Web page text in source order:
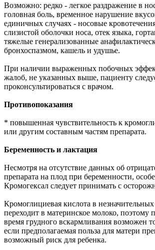
Возможно: редко - легкое раздражение в
головная боль, временное нарушение
единичных случаях - носовые
слизистой оболочки носа, отек языка,
тяжелые генерализованные
бронхоспазмом, кашель и удушье.
При наличии выраженных побочных
жалоб, не указанных выше, пациенту
проконсультироваться с врачом.
Противопоказания
* повышенная чувствительность к
или другим составным частям препарата.
Беременность и лактация
Несмотря на отсутствие данных об
препарата на плод при беременности,
Кромогексал следует принимать с
Кромоглициевая кислота в незначительных
переходит в материнское молоко, поэтому
время грудного вскармливания возможен
если предполагаемая польза для матери
возможный риск для ребенка.